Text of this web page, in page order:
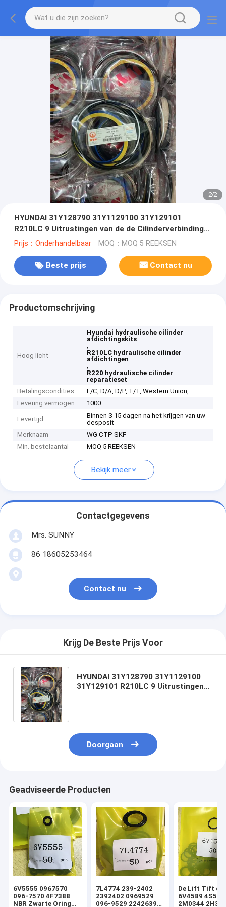
2/2
HYUNDAI 31Y128790 31Y1129100 31Y129101
R210LC 9 Uitrustingen van de de Cilinderverbinding
van R220 de Hydraulische
Prijs：Onderhandelbaar MOQ：MOQ 5 REEKSEN
Beste prijs Contact nu
Productomschrijving
Hoog licht
Hyundai hydraulische cilinder
afdichtingskits
,
R210LC hydraulische cilinder
afdichtingen
,
R220 hydraulische cilinder
reparatieset
Betalingscondities
L/C, D/A, D/P, T/T, Western Union,
Levering vermogen
1000
Levertijd
Binnen 3-15 dagen na het krijgen van uw
desposit
Merknaam
WG CTP SKF
Min. bestelaantal
MOQ 5 REEKSEN
Bekijk meer
Contactgegevens
Mrs. SUNNY
86 18605253464
Contact nu
Krijg De Beste Prijs Voor
HYUNDAI 31Y128790 31Y1129100
31Y129101 R210LC 9 Uitrustingen
Doorgaan
Geadviseerde Producten
6V5555 0967570
096-7570 4F7388
NBR Zwarte Oring
7L4774 239-2402
2392402 0969529
096-9529 2242639
De Lift Tift die
6V4589
2M0344